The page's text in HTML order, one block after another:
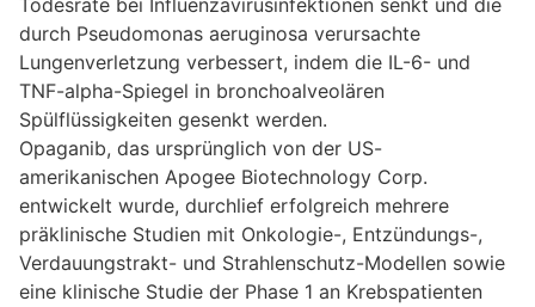
Todesrate bei Influenzavirusinfektionen senkt und die
durch Pseudomonas aeruginosa verursachte
Lungenverletzung verbessert, indem die IL-6- und
TNF-alpha-Spiegel in bronchoalveolären
Spülflüssigkeiten gesenkt werden.
Opaganib, das ursprünglich von der US-
amerikanischen Apogee Biotechnology Corp.
entwickelt wurde, durchlief erfolgreich mehrere
präklinische Studien mit Onkologie-, Entzündungs-,
Verdauungstrakt- und Strahlenschutz-Modellen sowie
eine klinische Studie der Phase 1 an Krebspatienten